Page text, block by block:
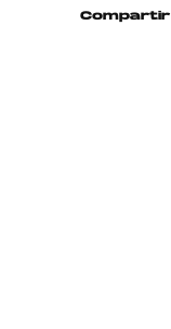
Compartir